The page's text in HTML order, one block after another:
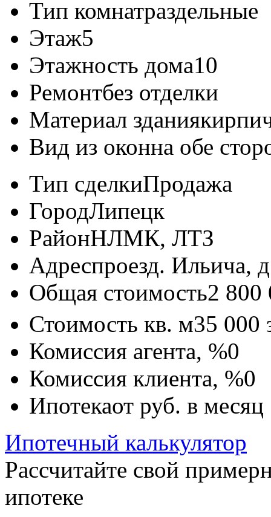
Тип комнатраздельные
Этаж5
Этажность дома10
Ремонтбез отделки
Материал здания
Вид из оконна обе
Тип сделкиПродажа
ГородЛипецк
РайонНЛМК, ЛТЗ
Адреспроезд. Ильича,
Общая стоимость2 800
Стоимость кв. м35 000
Комиссия агента, %0
Комиссия клиента, %0
Ипотекаот руб. в месяц
Ипотечный калькулятор
Рассчитайте свой
ипотеке